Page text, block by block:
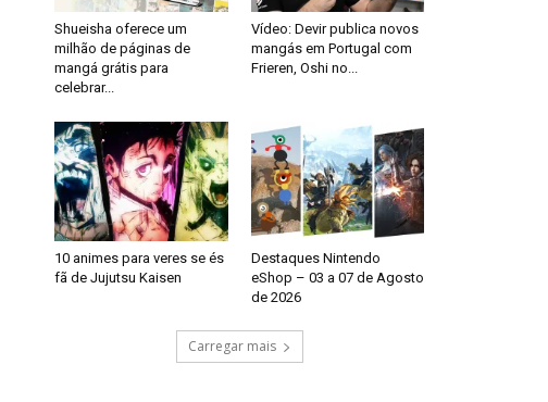
Shueisha oferece um
milhão de páginas de
mangá grátis para
celebrar...
Vídeo: Devir publica novos
mangás em Portugal com
Frieren, Oshi no...
10 animes para veres se és
fã de Jujutsu Kaisen
Destaques Nintendo
eShop – 03 a 07 de Agosto
de 2026
Carregar mais